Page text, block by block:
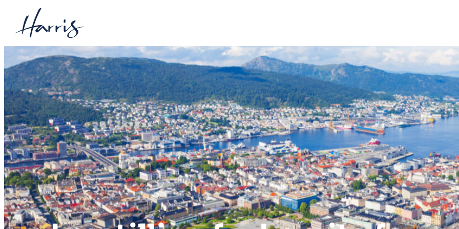
Hopp
til
innhold